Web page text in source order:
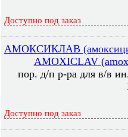
Доступно под заказ
АМОКСИКЛАВ
AMOXICLAV
пор. д/п р-ра для в/в
Доступно под заказ